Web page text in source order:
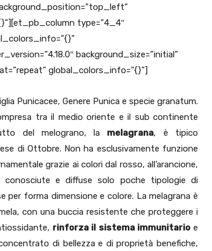
type=”4_4″
background_size=”initial”
global_colors_info=”{}”]
Punicacee, Genere Punica e specie granatum.
tra il medio oriente e il sub continente
del melograno, la melagrana, è tipico
di Ottobre. Non ha esclusivamente funzione
grazie ai colori dal rosso, all’arancione,
e diffuse solo poche tipologie di
per forma dimensione e colore. La melagrana è
con una buccia resistente che proteggere i
rinforza il sistema immunitarioe
di bellezza e di proprietà benefiche,